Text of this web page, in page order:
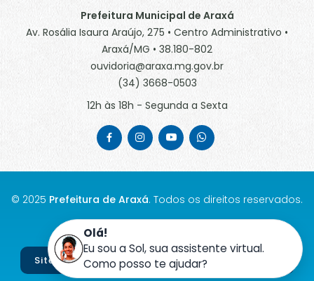
Olá!
Eu sou a Sol, sua assistente virtual.
Como posso te ajudar?
Prefeitura Municipal de Araxá
Av. Rosália Isaura Araújo, 275 • Centro Administrativo •
Araxá/MG • 38.180-802
ouvidoria@araxa.mg.gov.br
(34) 3668-0503
12h às 18h - Segunda a Sexta
© 2025 Prefeitura de Araxá. Todos os direitos reservados.
MAPA DO SITE
Site desenvolvido por Agência Clic Tecnologia